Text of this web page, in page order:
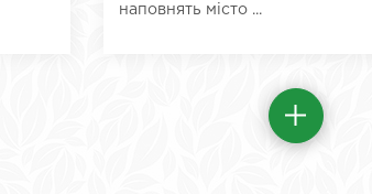
наповнять місто ...